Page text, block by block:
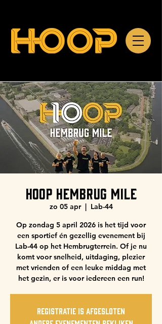
HOOP HEMBRUG MILE
zo 05 apr
  |
Lab-44
Op zondag 5 april 2026 is het tijd voor
een sportief én gezellig evenement bij
Lab-44 op het Hembrugterrein. Of je nu
komt voor snelheid, uitdaging, plezier
met vrienden of een leuke middag met
het gezin, er is voor iedereen een run!
Registratie is afgesloten